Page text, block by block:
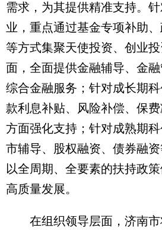
需求，为其提供精准支持。
业，重点通过基金专项补助
等方式集聚天使投资、创业
面，全面提供金融辅导、金
综合金融服务；针对成长期
款利息补贴、风险补偿、保
方面强化支持；针对成熟期
市辅导、股权融资、债券融资
以全周期、全要素的扶持政
高质量发展。
在组织领导层面，济南市